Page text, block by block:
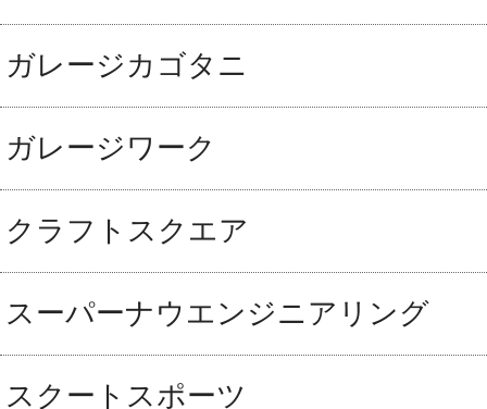
ガレージカゴタニ
ガレージワーク
クラフトスクエア
スーパーナウエンジニアリング
スクートスポーツ